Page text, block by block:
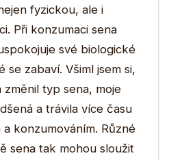
fyzickou, ale i
Při konzumaci sena
své biologické
se zabaví. Všiml jsem si,
změnil typ sena, moje
a trávila více času
konzumováním. Různé
sena tak mohou sloužit